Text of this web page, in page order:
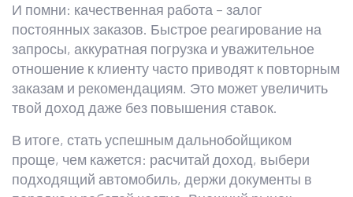
И помни: качественная работа – залог
постоянных заказов. Быстрое реагирование на
запросы, аккуратная погрузка и уважительное
отношение к клиенту часто приводят к повторным
заказам и рекомендациям. Это может увеличить
твой доход даже без повышения ставок.
В итоге, стать успешным дальнобойщиком
проще, чем кажется: расчитай доход, выбери
подходящий автомобиль, держи документы в